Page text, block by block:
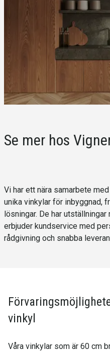
Se mer hos
Vi har ett nära samarbete
unika vinkylar för inbyggnad,
lösningar. De har
erbjuder kundservice med
rådgivning och snabba
vinkyl
Våra vinkylar som är 60 cm